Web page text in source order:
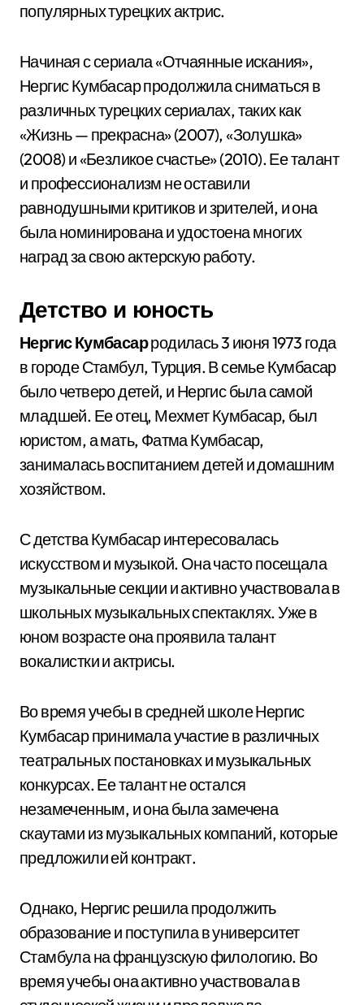
популярных турецких актрис.
Начиная с сериала «Отчаянные искания»,
Нергис Кумбасар продолжила сниматься в
различных турецких сериалах, таких как
«Жизнь — прекрасна» (2007), «Золушка»
(2008) и «Безликое счастье» (2010). Ее талант
и профессионализм не оставили
равнодушными критиков и зрителей, и она
была номинирована и удостоена многих
наград за свою актерскую работу.
Детство и юность
Нергис Кумбасарродилась 3 июня 1973 года
в городе Стамбул, Турция. В семье Кумбасар
было четверо детей, и Нергис была самой
младшей. Ее отец, Мехмет Кумбасар, был
юристом, а мать, Фатма Кумбасар,
занималась воспитанием детей и домашним
хозяйством.
С детства Кумбасар интересовалась
искусством и музыкой. Она часто посещала
музыкальные секции и активно участвовала в
школьных музыкальных спектаклях. Уже в
юном возрасте она проявила талант
вокалистки и актрисы.
Во время учебы в средней школе Нергис
Кумбасар принимала участие в различных
театральных постановках и музыкальных
конкурсах. Ее талант не остался
незамеченным, и она была замечена
скаутами из музыкальных компаний, которые
предложили ей контракт.
Однако, Нергис решила продолжить
образование и поступила в университет
Стамбула на французскую филологию. Во
время учебы она активно участвовала в